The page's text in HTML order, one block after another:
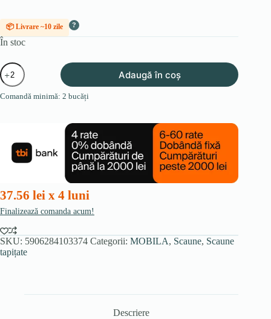
📦 Livrare ~10 zile ?
În stoc
Cantitate
Scaun
PERU
din
Adaugă în coș
Comandă minimă: 2 bucăți
37.56 lei x 4 luni
Finalizează comanda acum!
SKU: 5906284103374 Categorii: MOBILA, Scaune, Scaune
tapițate
Descriere